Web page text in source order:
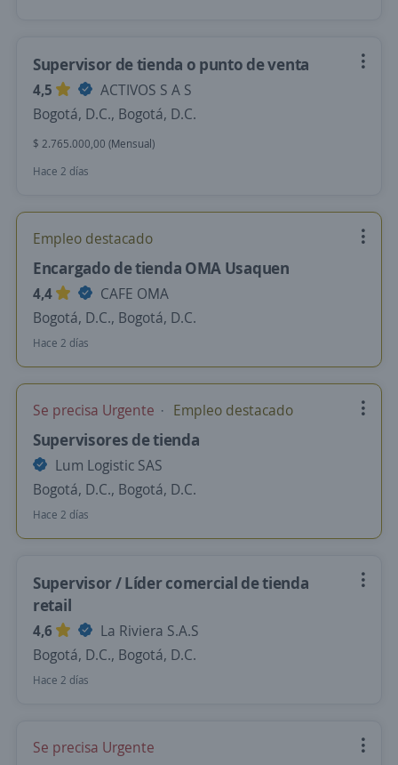
Supervisor de tienda o punto de venta
4,5
ACTIVOS S A S
Bogotá, D.C., Bogotá, D.C.
$ 2.765.000,00 (Mensual)
Hace 2 días
Empleo destacado
Encargado de tienda OMA Usaquen
4,4
CAFE OMA
Bogotá, D.C., Bogotá, D.C.
Hace 2 días
Se precisa Urgente Empleo destacado
Supervisores de tienda
Lum Logistic SAS
Bogotá, D.C., Bogotá, D.C.
Hace 2 días
Supervisor / Líder comercial de tienda
retail
4,6
La Riviera S.A.S
Bogotá, D.C., Bogotá, D.C.
Hace 2 días
Se precisa Urgente